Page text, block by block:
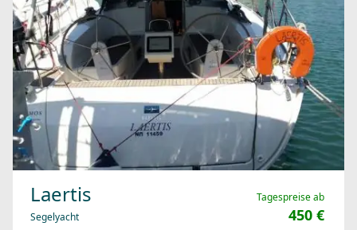
Laertis
Segelyacht
Tagespreise ab
450 €